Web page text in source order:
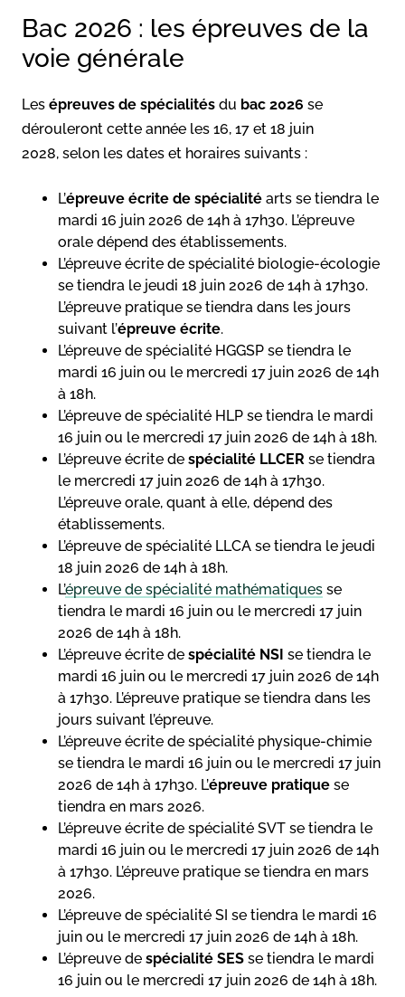
Bac 2026 : les épreuves de la
voie générale
Les épreuves de spécialités du bac 2026 se
dérouleront cette année les 16, 17 et 18 juin
2028, selon les dates et horaires suivants :
L’épreuve écrite de spécialité arts se tiendra le
mardi 16 juin 2026 de 14h à 17h30. L’épreuve
orale dépend des établissements.
L’épreuve écrite de spécialité biologie-écologie
se tiendra le jeudi 18 juin 2026 de 14h à 17h30.
L’épreuve pratique se tiendra dans les jours
suivant l’épreuve écrite.
L’épreuve de spécialité HGGSP se tiendra le
mardi 16 juin ou le mercredi 17 juin 2026 de 14h
à 18h.
L’épreuve de spécialité HLP se tiendra le mardi
16 juin ou le mercredi 17 juin 2026 de 14h à 18h.
L’épreuve écrite de spécialité LLCER se tiendra
le mercredi 17 juin 2026 de 14h à 17h30.
L’épreuve orale, quant à elle, dépend des
établissements.
L’épreuve de spécialité LLCA se tiendra le jeudi
18 juin 2026 de 14h à 18h.
L’épreuve de spécialité mathématiques se
tiendra le mardi 16 juin ou le mercredi 17 juin
2026 de 14h à 18h.
L’épreuve écrite de spécialité NSI se tiendra le
mardi 16 juin ou le mercredi 17 juin 2026 de 14h
à 17h30. L’épreuve pratique se tiendra dans les
jours suivant l’épreuve.
L’épreuve écrite de spécialité physique-chimie
se tiendra le mardi 16 juin ou le mercredi 17 juin
2026 de 14h à 17h30. L’épreuve pratique se
tiendra en mars 2026.
L’épreuve écrite de spécialité SVT se tiendra le
mardi 16 juin ou le mercredi 17 juin 2026 de 14h
à 17h30. L’épreuve pratique se tiendra en mars
2026.
L’épreuve de spécialité SI se tiendra le mardi 16
juin ou le mercredi 17 juin 2026 de 14h à 18h.
L’épreuve de spécialité SES se tiendra le mardi
16 juin ou le mercredi 17 juin 2026 de 14h à 18h.